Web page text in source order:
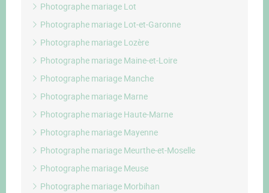
Photographe mariage Lot
Photographe mariage Lot-et-Garonne
Photographe mariage Lozère
Photographe mariage Maine-et-Loire
Photographe mariage Manche
Photographe mariage Marne
Photographe mariage Haute-Marne
Photographe mariage Mayenne
Photographe mariage Meurthe-et-Moselle
Photographe mariage Meuse
Photographe mariage Morbihan